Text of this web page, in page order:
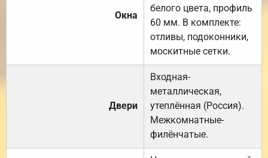
Окна
белого цвета, профиль
60 мм. В комплекте:
отливы, подоконники,
москитные сетки.
Двери
Входная-
металлическая,
утеплённая (Россия).
Межкомнатные-
филёнчатые.